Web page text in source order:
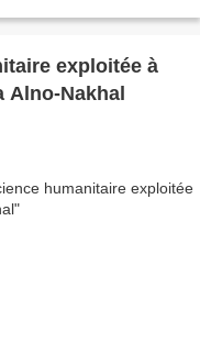
exploitée à
Alno-Nakhal